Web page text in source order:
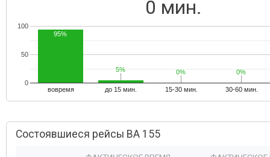
0 мин.
вовремя до 15 мин. 15-30 мин. 30-60 мин.
0
50
100
95%
5%
5% 0%
0% 0%
0%
Состоявшиеся рейсы BA 155